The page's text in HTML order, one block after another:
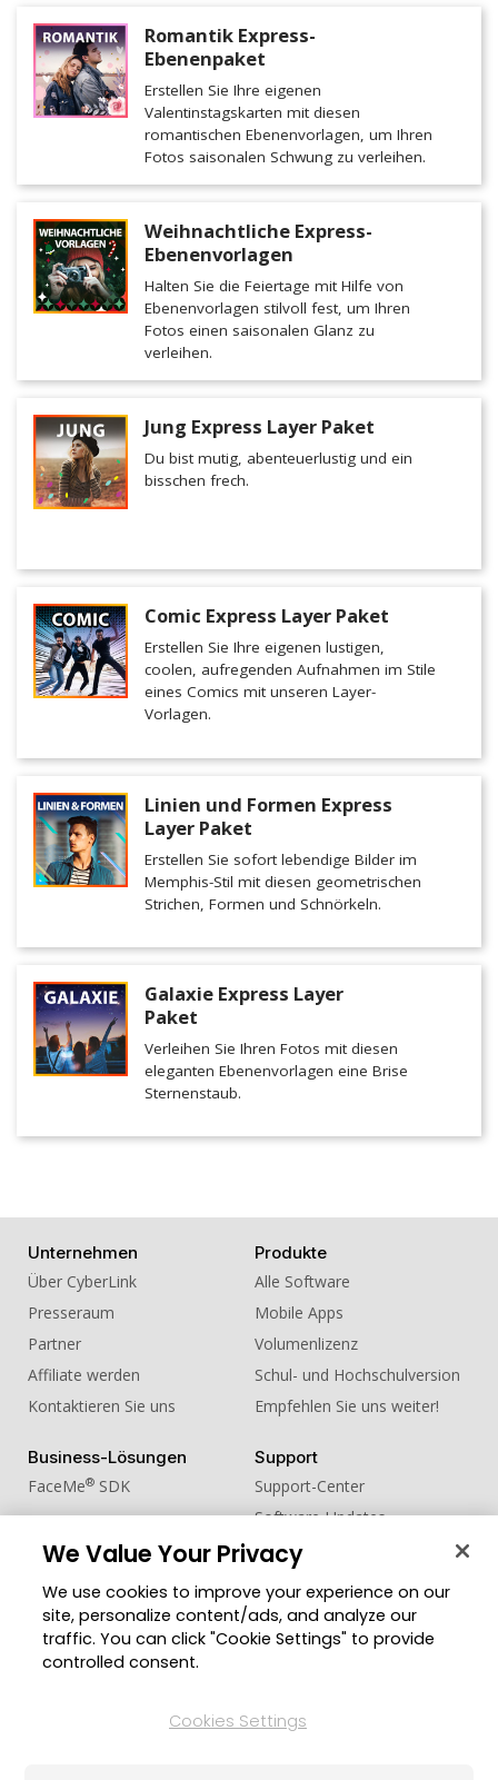
Romantik Express-
Ebenenpaket
Erstellen Sie Ihre eigenen
Valentinstagskarten mit diesen
romantischen Ebenenvorlagen, um Ihren
Fotos saisonalen Schwung zu verleihen.
Weihnachtliche Express-
Ebenenvorlagen
Halten Sie die Feiertage mit Hilfe von
Ebenenvorlagen stilvoll fest, um Ihren
Fotos einen saisonalen Glanz zu
verleihen.
Jung Express Layer Paket
Du bist mutig, abenteuerlustig und ein
bisschen frech.
Comic Express Layer Paket
Erstellen Sie Ihre eigenen lustigen,
coolen, aufregenden Aufnahmen im Stile
eines Comics mit unseren Layer-
Vorlagen.
Linien und Formen Express
Layer Paket
Erstellen Sie sofort lebendige Bilder im
Memphis-Stil mit diesen geometrischen
Strichen, Formen und Schnörkeln.
Galaxie Express Layer
Paket
Verleihen Sie Ihren Fotos mit diesen
eleganten Ebenenvorlagen eine Brise
Sternenstaub.
Unternehmen
Über CyberLink
Presseraum
Partner
Affiliate werden
Kontaktieren Sie uns
Produkte
Alle Software
Mobile Apps
Volumenlizenz
Schul- und Hochschulversion
Empfehlen Sie uns weiter!
Business-Lösungen
FaceMe® SDK
Support
Support-Center
Software-Updates
Lernen + Wissen
Community
Mitgliederbereich
Blog
Region ändern
We Value Your Privacy
We use cookies to improve your experience on our
site, personalize content/ads, and analyze our
traffic. You can click "Cookie Settings" to provide
controlled consent.
Cookies Settings